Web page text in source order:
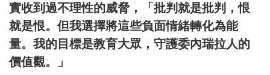
實收到過不理性的威脅，「批判就是批判，恨
就是恨。但我選擇將這些負面情緒轉化為能
量。我的目標是教育大眾，守護委內瑞拉人的
價值觀。」